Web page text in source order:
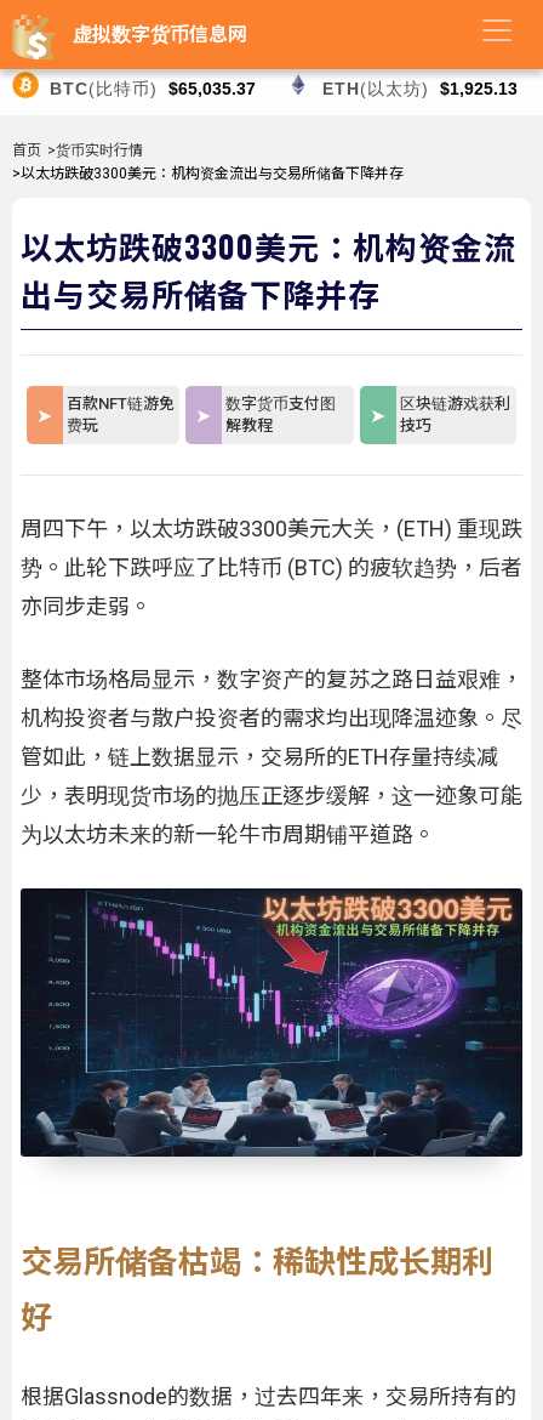
虚拟数字货币信息网
BTC(比特币) $65,035.37 ETH(以太坊) $1,925.13
首页 >货币实时行情
>以太坊跌破3300美元：机构资金流出与交易所储备下降并存
以太坊跌破3300美元：机构资金流
出与交易所储备下降并存
百款NFT链游免
费玩
数字货币支付图
解教程
区块链游戏获利
技巧
周四下午，以太坊跌破3300美元大关，(ETH) 重现跌
势。此轮下跌呼应了比特币 (BTC) 的疲软趋势，后者
亦同步走弱。
整体市场格局显示，数字资产的复苏之路日益艰难，
机构投资者与散户投资者的需求均出现降温迹象。尽
管如此，链上数据显示，交易所的ETH存量持续减
少，表明现货市场的抛压正逐步缓解，这一迹象可能
为以太坊未来的新一轮牛市周期铺平道路。
交易所储备枯竭：稀缺性成长期利
好
根据Glassnode的数据，过去四年来，交易所持有的